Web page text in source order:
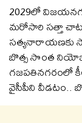
2029లో
మరోసారి సత్తా
సత్యనారాయణకు
బొత్స సొంత
గజపతినగరంలో
వైసీపీని వీడటం..